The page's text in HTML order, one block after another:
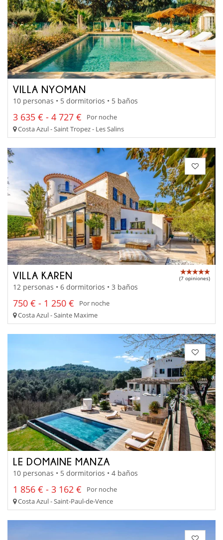
VILLA NYOMAN
10 personas • 5 dormitorios • 5 baños
3 635 € - 4 727 €
Por noche
Costa Azul - Saint Tropez - Les Salins
VILLA KAREN (7 opiniones)
12 personas • 6 dormitorios • 3 baños
750 € - 1 250 €
Por noche
Costa Azul - Sainte Maxime
LE DOMAINE MANZA
10 personas • 5 dormitorios • 4 baños
1 856 € - 3 162 €
Por noche
Costa Azul - Saint-Paul-de-Vence